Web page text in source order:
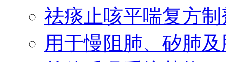
祛痰止咳平喘复方制
用于慢阻肺、矽肺